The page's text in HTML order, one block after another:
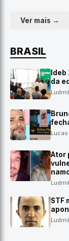
Ver mais →
BRASIL
da
Ator
STF